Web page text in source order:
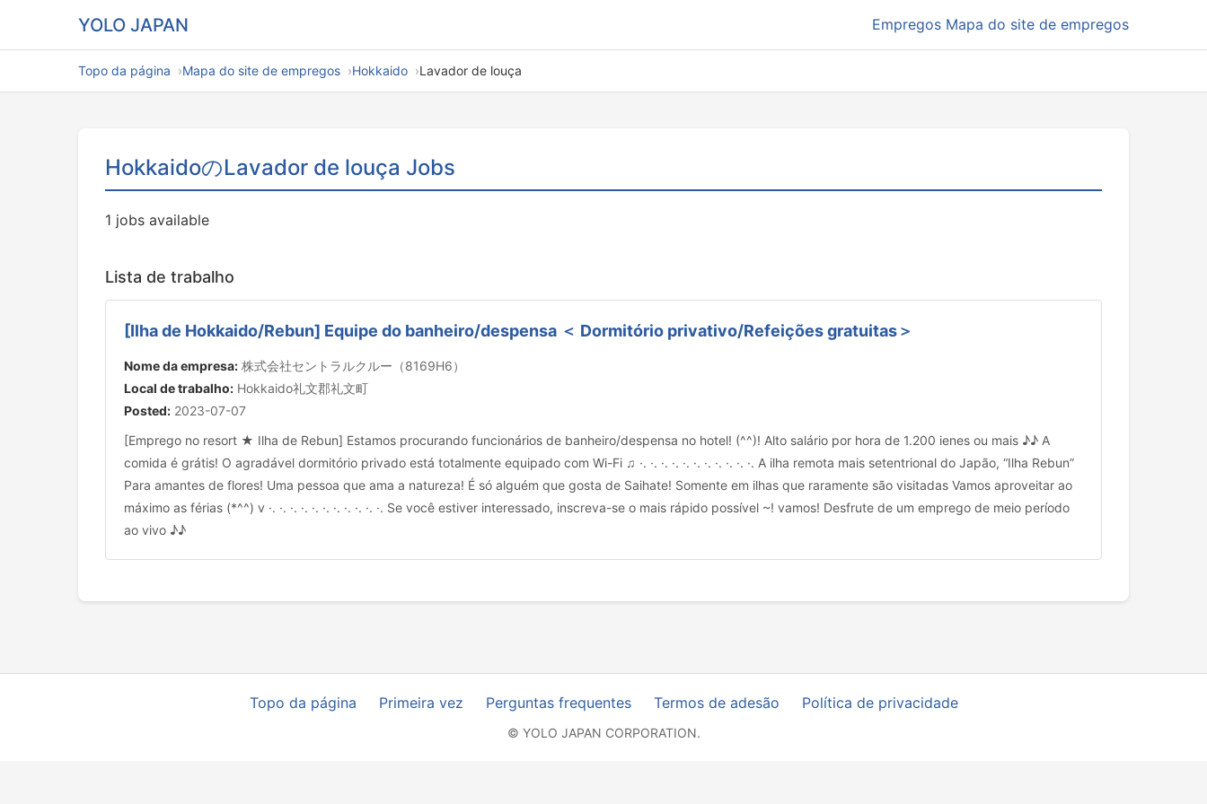
YOLO JAPAN Empregos Mapa do site de empregos
Topo da página Mapa do site de empregos Hokkaido Lavador de louça
HokkaidoのLavador de louça Jobs
1 jobs available
Lista de trabalho
[Ilha de Hokkaido/Rebun] Equipe do banheiro/despensa ＜ Dormitório privativo/Refeições gratuitas＞
Nome da empresa: 株式会社セントラルクルー（8169H6）
Local de trabalho: Hokkaido礼文郡礼文町
Posted: 2023-07-07
[Emprego no resort ★ Ilha de Rebun] Estamos procurando funcionários de banheiro/despensa no hotel! (^^)! Alto salário por hora de 1.200 ienes ou mais ♪♪ A
comida é grátis! O agradável dormitório privado está totalmente equipado com Wi-Fi ♫ ·. ·. ·. ·. ·. ·. ·. ·. ·. ·. ·. A ilha remota mais setentrional do Japão, “Ilha Rebun”
Para amantes de flores! Uma pessoa que ama a natureza! É só alguém que gosta de Saihate! Somente em ilhas que raramente são visitadas Vamos aproveitar ao
máximo as férias (*^^) v ·. ·. ·. ·. ·. ·. ·. ·. ·. ·. ·. Se você estiver interessado, inscreva-se o mais rápido possível ~! vamos! Desfrute de um emprego de meio período
ao vivo ♪♪
Topo da página Primeira vez Perguntas frequentes Termos de adesão Política de privacidade
© YOLO JAPAN CORPORATION.